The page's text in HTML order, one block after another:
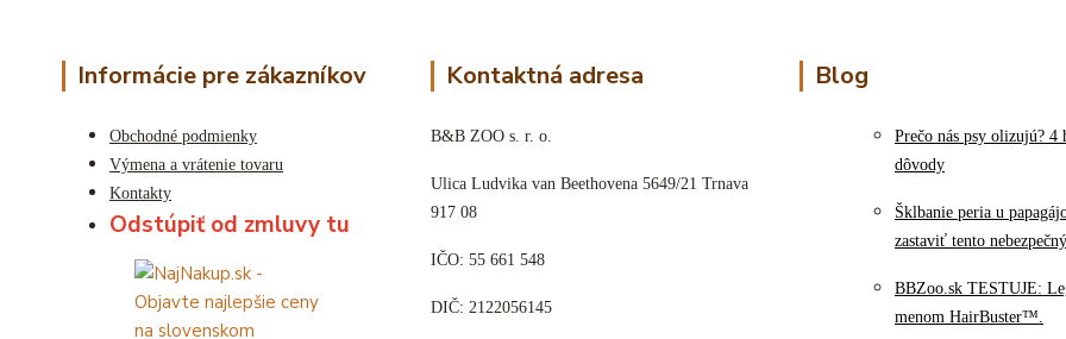
Informácie pre zákazníkov
Obchodné podmienky
Výmena a vrátenie tovaru
Kontakty
Odstúpiť od zmluvy tu
Kontaktná adresa
B&B ZOO s. r. o.
Ulica Ludvika van Beethovena 5649/21 Trnava
917 08
IČO: 55 661 548
DIČ: 2122056145
Blog
Prečo nás psy olizujú? 4
dôvody
Šklbanie peria u
zastaviť tento
BBZoo.sk TESTUJE:
menom HairBuster™.